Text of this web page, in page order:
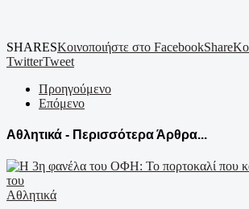
SHARESΚοινοποιήστε στο FacebookShare
TwitterTweet
Προηγούμενο
Επόμενο
Αθλητικά - Περισσότερα Άρθρα...
Αθλητικά